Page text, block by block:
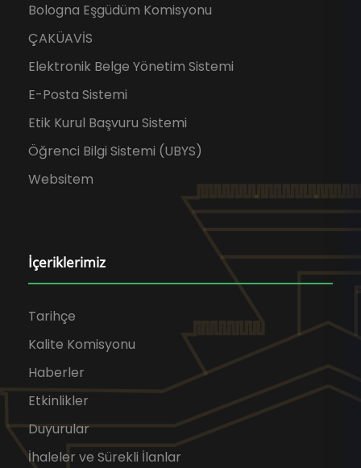
Bologna Eşgüdüm Komisyonu
ÇAKÜAVİS
Elektronik Belge Yönetim Sistemi
E-Posta Sistemi
Etik Kurul Başvuru Sistemi
Öğrenci Bilgi Sistemi (UBYS)
Websitem
İçeriklerimiz
Tarihçe
Kalite Komisyonu
Haberler
Etkinlikler
Duyurular
İhaleler ve Sürekli İlanlar